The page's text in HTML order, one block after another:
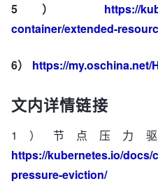
5）
https://
container/extended-
6） https://my.oschina.net/
文内详情链接
1）节点压力驱逐
https://kubernetes.io/
pressure-eviction/